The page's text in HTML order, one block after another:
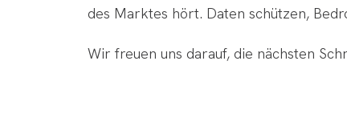
des Marktes hört. Daten schützen,
Wir freuen uns darauf, die nächsten